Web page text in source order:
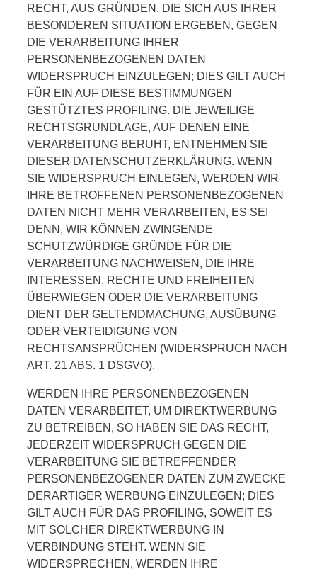
RECHT, AUS GRÜNDEN, DIE SICH AUS IHRER
BESONDEREN SITUATION ERGEBEN, GEGEN
DIE VERARBEITUNG IHRER
PERSONENBEZOGENEN DATEN
WIDERSPRUCH EINZULEGEN; DIES GILT AUCH
FÜR EIN AUF DIESE BESTIMMUNGEN
GESTÜTZTES PROFILING. DIE JEWEILIGE
RECHTSGRUNDLAGE, AUF DENEN EINE
VERARBEITUNG BERUHT, ENTNEHMEN SIE
DIESER DATENSCHUTZERKLÄRUNG. WENN
SIE WIDERSPRUCH EINLEGEN, WERDEN WIR
IHRE BETROFFENEN PERSONENBEZOGENEN
DATEN NICHT MEHR VERARBEITEN, ES SEI
DENN, WIR KÖNNEN ZWINGENDE
SCHUTZWÜRDIGE GRÜNDE FÜR DIE
VERARBEITUNG NACHWEISEN, DIE IHRE
INTERESSEN, RECHTE UND FREIHEITEN
ÜBERWIEGEN ODER DIE VERARBEITUNG
DIENT DER GELTENDMACHUNG, AUSÜBUNG
ODER VERTEIDIGUNG VON
RECHTSANSPRÜCHEN (WIDERSPRUCH NACH
ART. 21 ABS. 1 DSGVO).
WERDEN IHRE PERSONENBEZOGENEN
DATEN VERARBEITET, UM DIREKTWERBUNG
ZU BETREIBEN, SO HABEN SIE DAS RECHT,
JEDERZEIT WIDERSPRUCH GEGEN DIE
VERARBEITUNG SIE BETREFFENDER
PERSONENBEZOGENER DATEN ZUM ZWECKE
DERARTIGER WERBUNG EINZULEGEN; DIES
GILT AUCH FÜR DAS PROFILING, SOWEIT ES
MIT SOLCHER DIREKTWERBUNG IN
VERBINDUNG STEHT. WENN SIE
WIDERSPRECHEN, WERDEN IHRE